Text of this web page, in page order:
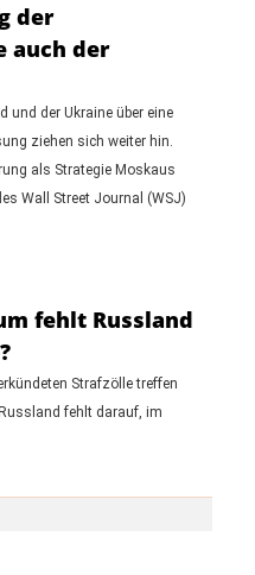
der
auch der
und der Ukraine über eine
ziehen sich weiter hin.
als Strategie Moskaus
Wall Street Journal (WSJ)
fehlt Russland
Strafzölle treffen
fehlt darauf, im